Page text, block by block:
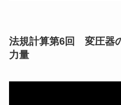
法規計算第6回 変圧器
力量